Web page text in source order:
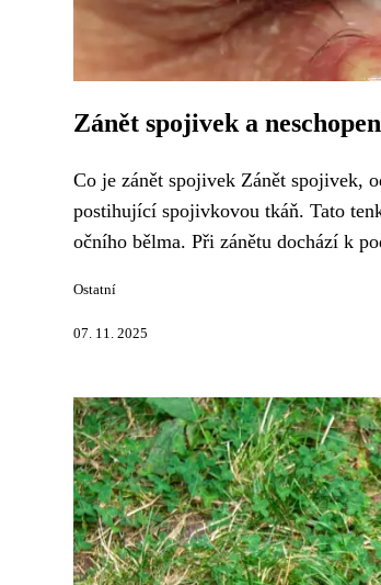
Zánět spojivek a
Co je zánět spojivek Zánět spojivek,
postihující spojivkovou tkáň. Tato
očního bělma. Při zánětu dochází k
Ostatní
07. 11. 2025